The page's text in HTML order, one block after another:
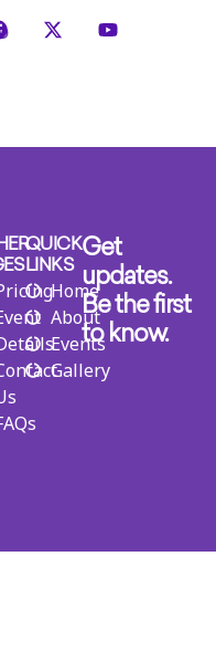
QUICK
LINKS
Home
About
Events
Gallery
Get
updates.
Be the first
to know.